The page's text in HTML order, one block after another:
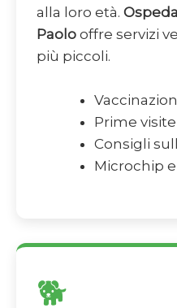
alla loro età.
Paolo offre servizi
più piccoli.
Prime
Consigli
Microchip
🐕